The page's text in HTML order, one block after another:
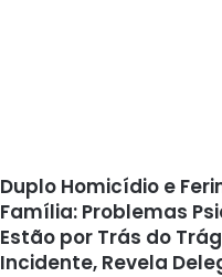
Duplo Homicídio e
Família: Problemas
Estão por Trás do
Incidente, Revela